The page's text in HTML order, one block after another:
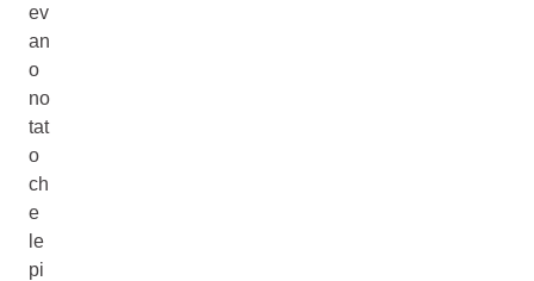
ev
an
o
no
tat
o
ch
e
le
pi